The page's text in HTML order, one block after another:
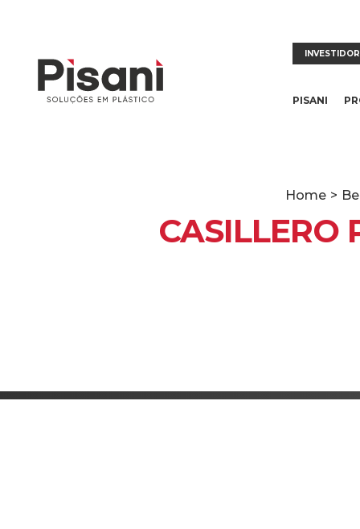
PISANI
Home >
CASILLERO